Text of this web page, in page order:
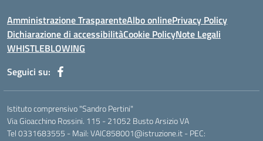
Amministrazione TrasparenteAlbo onlinePrivacy Policy
Dichiarazione di accessibilitàCookie PolicyNote Legali
WHISTLEBLOWING
Seguici su:
Istituto comprensivo "Sandro Pertini"
Via Gioacchino Rossini. 115 - 21052 Busto Arsizio VA
Tel 0331683555 - Mail: VAIC858001@istruzione.it - PEC: